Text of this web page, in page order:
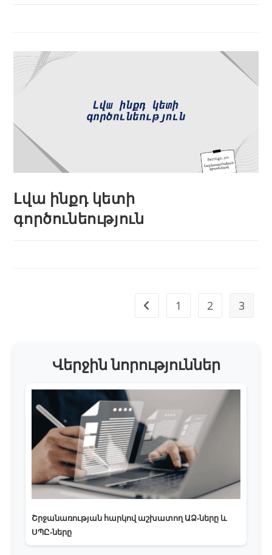
Լվա ինքդ կետի
գործունեություն
1 2 3
Վերջին նորություններ
Շրջանառության հարկով աշխատող ԱՁ-ները և
ՍՊԸ-ները